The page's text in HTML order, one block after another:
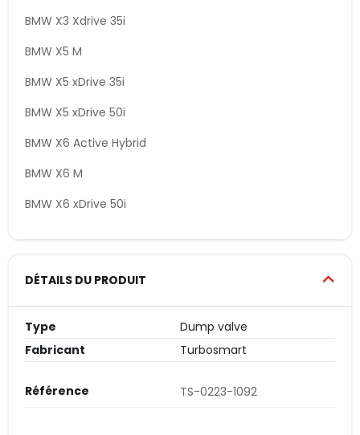
BMW X3 Xdrive 35i
BMW X5 M
BMW X5 xDrive 35i
BMW X5 xDrive 50i
BMW X6 Active Hybrid
BMW X6 M
BMW X6 xDrive 50i
DÉTAILS DU PRODUIT
Type
Dump valve
Fabricant
Turbosmart
Référence TS-0223-1092